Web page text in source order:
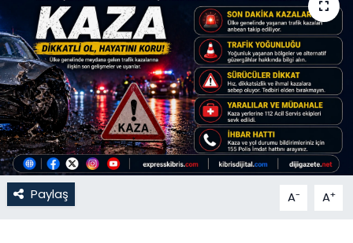
Paylaş A- A+
KKTC
KKTC YEREL SEÇİM 2018
Kültür Sanat
Magazin
Moda